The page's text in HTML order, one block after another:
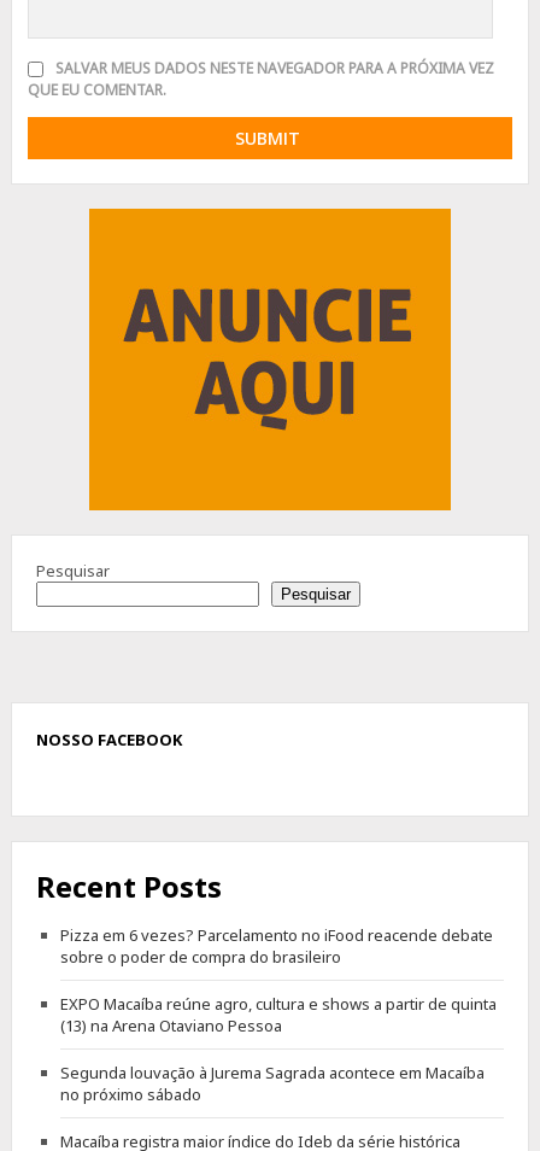
SALVAR MEUS DADOS NESTE NAVEGADOR PARA A PRÓXIMA VEZ
QUE EU COMENTAR.
Pesquisar
Pesquisar
NOSSO FACEBOOK
Recent Posts
Pizza em 6 vezes? Parcelamento no iFood reacende debate
sobre o poder de compra do brasileiro
EXPO Macaíba reúne agro, cultura e shows a partir de quinta
(13) na Arena Otaviano Pessoa
Segunda louvação à Jurema Sagrada acontece em Macaíba
no próximo sábado
Macaíba registra maior índice do Ideb da série histórica